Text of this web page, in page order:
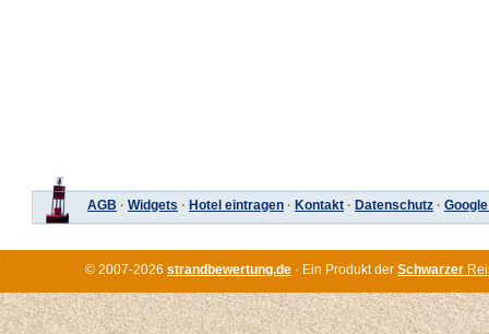
AGB · Widgets · Hotel eintragen · Kontakt · Datenschutz ·
© 2007-2026 strandbewertung.de · Ein Produkt der Schwarzer